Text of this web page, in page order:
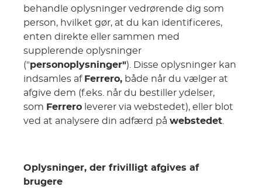
behandle oplysninger vedrørende dig som
person, hvilket gør, at du kan identificeres,
enten direkte eller sammen med
supplerende oplysninger
("personoplysninger"). Disse oplysninger kan
indsamles af Ferrero, både når du vælger at
afgive dem (f.eks. når du bestiller ydelser,
som Ferrero leverer via webstedet), eller blot
ved at analysere din adfærd på webstedet
Oplysninger, der frivilligt afgives af
brugere